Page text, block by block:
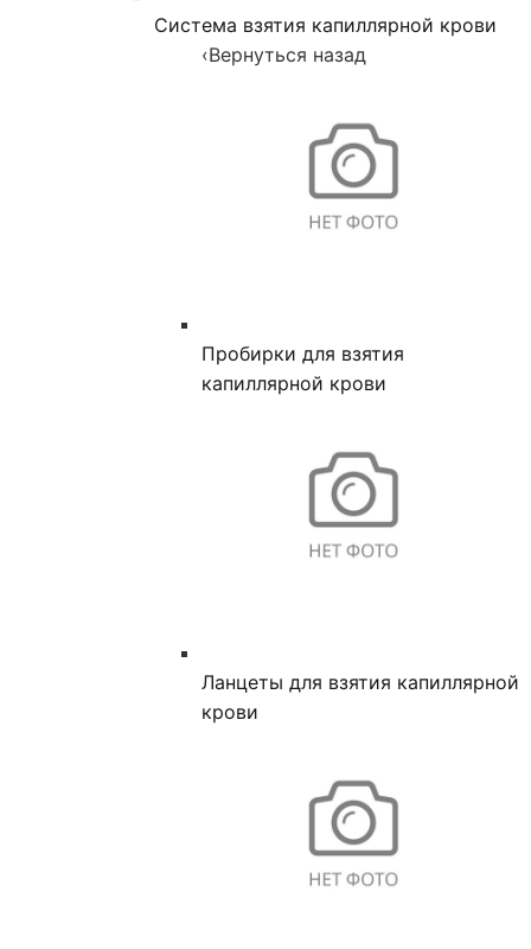
Система взятия капиллярной крови
‹Вернуться назад
Пробирки для взятия
капиллярной крови
Ланцеты для взятия капиллярной
крови